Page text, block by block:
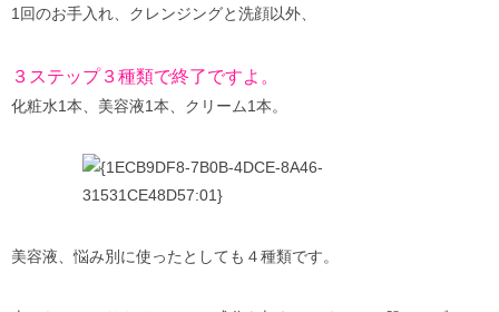
1回のお手入れ、クレンジングと洗顔以外、
３ステップ３種類で終了ですよ。
化粧水1本、美容液1本、クリーム1本。
美容液、悩み別に使ったとしても４種類です。